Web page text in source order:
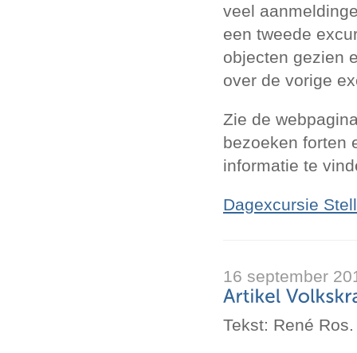
veel
een tweede
objecten gezien
over de vorige
Zie de
bezoeken forten
informatie te
Dagexcursie
16 september
Tekst: René Ros.